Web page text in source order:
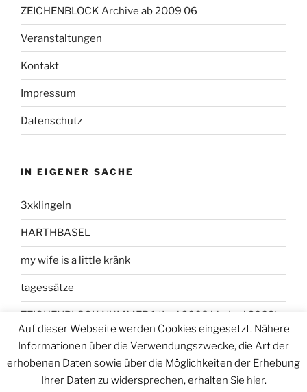
ZEICHENBLOCK Archive ab 2009 06
Veranstaltungen
Kontakt
Impressum
Datenschutz
IN EIGENER SACHE
3xklingeln
HARTHBASEL
my wife is a little kränk
tagessätze
ZEICHENBLOCK NUMMER 1 (Juni 2008 bis Juni 2009)
Stolz präsentiert von WordPress
Auf dieser Webseite werden Cookies eingesetzt. Nähere
Informationen über die Verwendungszwecke, die Art der
erhobenen Daten sowie über die Möglichkeiten der Erhebung
Ihrer Daten zu widersprechen, erhalten Sie hier.